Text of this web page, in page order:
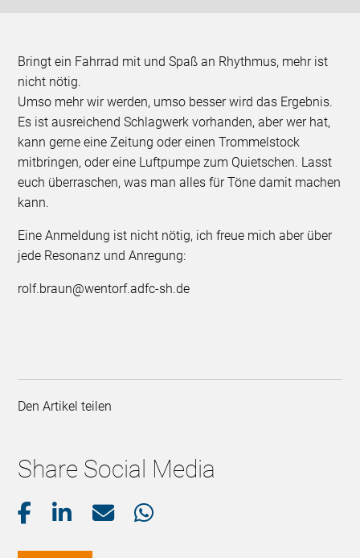
Bringt ein Fahrrad mit und Spaß an Rhythmus, mehr ist
nicht nötig.
Umso mehr wir werden, umso besser wird das Ergebnis.
Es ist ausreichend Schlagwerk vorhanden, aber wer hat,
kann gerne eine Zeitung oder einen Trommelstock
mitbringen, oder eine Luftpumpe zum Quietschen. Lasst
euch überraschen, was man alles für Töne damit machen
kann.
Eine Anmeldung ist nicht nötig, ich freue mich aber über
jede Resonanz und Anregung:
rolf.braun@wentorf.adfc-sh.de
Den Artikel teilen
Share Social Media